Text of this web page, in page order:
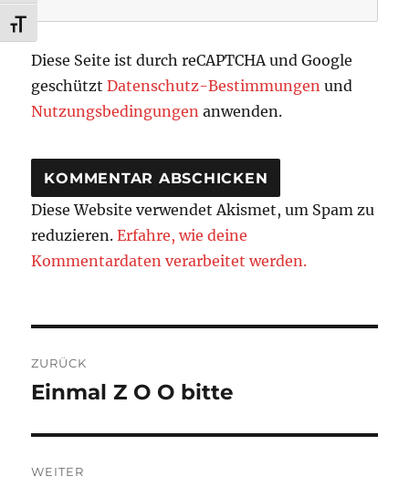
SCHRIFT VERGRÖSSERN
Diese Seite ist durch reCAPTCHA und Google
geschütztDatenschutz-Bestimmungen und
Nutzungsbedingungen anwenden.
Diese Website verwendet Akismet, um Spam zu
reduzieren.Erfahre, wie deine
Kommentardaten verarbeitet werden.
ZURÜCK
Vorheriger
Einmal Z O O bitte
WEITER